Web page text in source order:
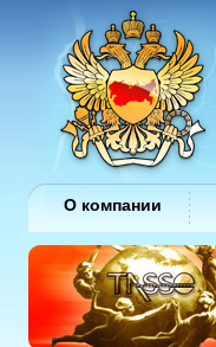
О компании